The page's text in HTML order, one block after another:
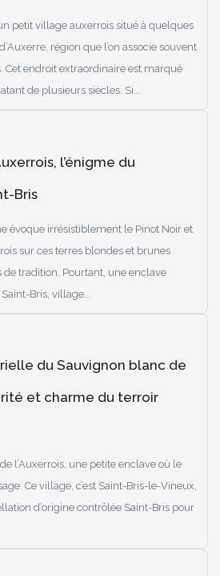
petit village auxerrois situé à quelques
région que l’on associe souvent
Cet endroit extraordinaire est marqué
de plusieurs siècles. Si...
l’énigme du
Bris
évoque irrésistiblement le Pinot Noir et
sur ces terres blondes et brunes
de tradition. Pourtant, une enclave
Bris, village...
du Sauvignon blanc de
et charme du terroir
l’Auxerrois, une petite enclave où le
Ce village, c’est Saint-Bris-le-Vineux,
d’origine contrôlée Saint-Bris pour